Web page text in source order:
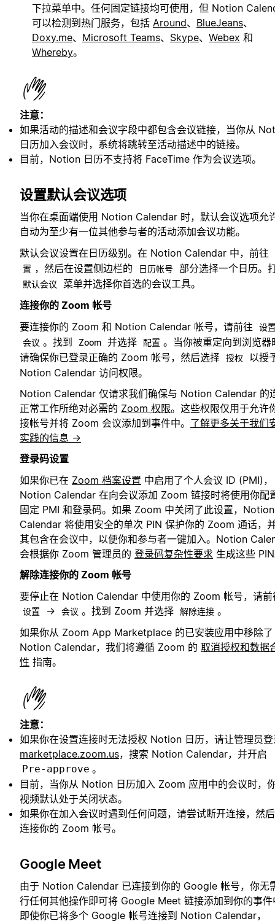
下拉菜单中。任何固定链接均可使用，但 Notion
可以检测到热门服务，包括 Around、 BlueJeans、
Doxy.me、 Microsoft Teams、 Skype、 Webex 和
Whereby。
注意：
如果活动的描述和会议字段中都包含会议链接，当你从
日历加入会议时，系统将跳转至活动描述中的链接。
目前，Notion 日历不支持将 FaceTime 作为会议选项。
设置默认会议选项
当你在桌面端使用 Notion Calendar 时，默认会议选项允
自动为至少有一位其他参与者的活动添加会议功能。
默认会议设置在日历级别。在 Notion Calendar 中，前往
置 ，然后在设置侧边栏的 日历帐号 部分选择一个日历。
默认会议
菜单并选择你首选的会议工具。
连接你的 Zoom 帐号
要连接你的 Zoom 和 Notion Calendar 帐号，请前往
设
会议 。找到 Zoom 并选择 配置 。当你被重定向到浏览器
请确保你已登录正确的 Zoom 帐号，然后选择 授权
以授
Notion Calendar 访问权限。
Notion Calendar 仅请求我们确保与 Notion Calendar 的
正常工作所绝对必需的 Zoom 权限。这些权限仅用于允许
接帐号并将 Zoom 会议添加到事件中。 了解更多关于我们
实践的信息 →
登录码设置
如果你已在 Zoom 档案设置 中启用了个人会议 ID (PMI)，
Notion Calendar 在向会议添加 Zoom 链接时将使用你配
固定 PMI 和登录码。如果 Zoom 中关闭了此设置，Notion
Calendar 将使用安全的单次 PIN 保护你的 Zoom 通话，
其包含在会议中，以便你和参与者一键加入。Notion
会根据你 Zoom 管理员的 登录码复杂性要求 生成这些
解除连接你的 Zoom 帐号
要停止在 Notion Calendar 中使用你的 Zoom 帐号，请前
设置 → 会议 。找到 Zoom 并选择 解除连接 。
如果你从 Zoom App Marketplace 的已安装应用中移除了
Notion Calendar，我们将遵循 Zoom 的 取消授权和数据
性 指南。
注意：
如果你在设置连接时无法授权 Notion 日历，请让管理员
marketplace.zoom.us，搜索 Notion Calendar，并开启
Pre-approve 。
目前，当你从 Notion 日历加入 Zoom 应用中的会议时，
视频默认处于关闭状态。
如果你在加入会议时遇到任何问题，请尝试断开连接，然
连接你的 Zoom 帐号。
Google Meet
由于 Notion Calendar 已连接到你的 Google 帐号，你无
行任何其他操作即可将 Google Meet 链接添加到你的事件
即使你已将多个 Google 帐号连接到 Notion Calendar，